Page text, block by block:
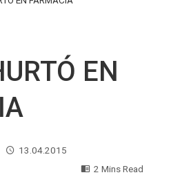
EN
13.04.2015
2 Mins Read